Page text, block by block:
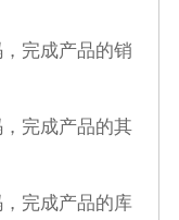
完成产品的销
完成产品的其
完成产品的库